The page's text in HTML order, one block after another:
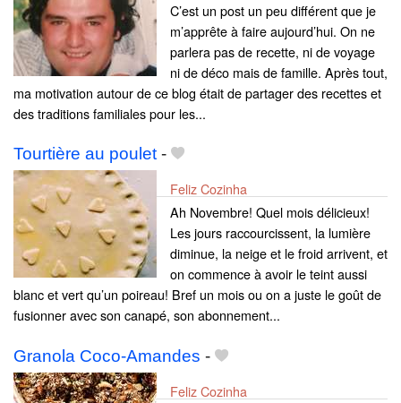
C’est un post un peu différent que je
m’apprête à faire aujourd’hui. On ne
parlera pas de recette, ni de voyage
ni de déco mais de famille. Après tout,
ma motivation autour de ce blog était de partager des recettes et
des traditions familiales pour les...
Tourtière au poulet-
Feliz Cozinha
Ah Novembre! Quel mois délicieux!
Les jours raccourcissent, la lumière
diminue, la neige et le froid arrivent, et
on commence à avoir le teint aussi
blanc et vert qu’un poireau! Bref un mois ou on a juste le goût de
fusionner avec son canapé, son abonnement...
Granola Coco-Amandes -
Feliz Cozinha